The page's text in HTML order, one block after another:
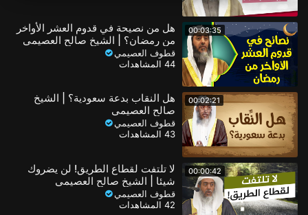
00:03:35
هل من نصيحة في قدوم العشر الأواخر
من رمضان؟ | الشيخ صالح العصيمي
قطوف العصيمي
44 المشاهدات
00:02:21
هل النقاب بدعة سعودية؟ | الشيخ
صالح العصيمي
قطوف العصيمي
43 المشاهدات
00:00:42
لا تلتفت لقطاع الطريق! لن يضروك
شيئا | الشيخ صالح العصيمي
قطوف العصيمي
42 المشاهدات